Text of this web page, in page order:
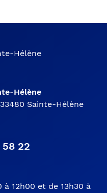
Hélène
Sainte-Hélène
22
12h00 et de 13h30 à